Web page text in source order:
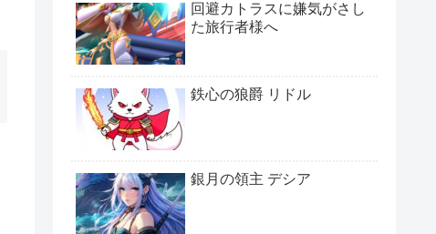
回避カトラスに嫌気がさし
た旅行者様へ
鉄心の狼爵 リドル
銀月の領主 デシア